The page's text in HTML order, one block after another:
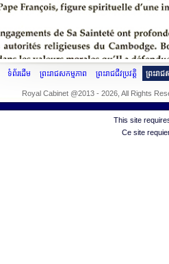
ទំព័រដើម ព្រះរាជសកម្មភាព ព្រះរាជជីវប្រវត្តិ ព្រះរាជ
Royal Cabinet @2013 - 2026, All Rights
This site
Ce site